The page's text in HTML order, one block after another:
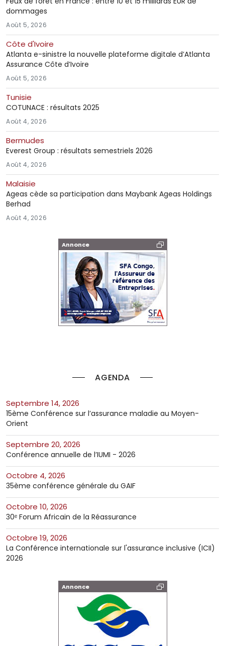
Annonce
AGENDA
septembre 14, 2026
15ème Conférence sur l’assurance maladie au Moyen-
Orient
septembre 20, 2026
Conférence annuelle de l’IUMI - 2026
octobre 4, 2026
35ème conférence générale du GAIF
octobre 10, 2026
30ᵉ Forum Africain de la Réassurance
octobre 19, 2026
La Conférence internationale sur l'assurance inclusive (ICII)
2026
Annonce
dommages
Août 5, 2026
Côte d'Ivoire
Atlanta e-sinistre la nouvelle plateforme digitale d’Atlanta
Assurance Côte d’Ivoire
Août 5, 2026
Tunisie
COTUNACE : résultats 2025
Août 4, 2026
Bermudes
Everest Group : résultats semestriels 2026
Août 4, 2026
Malaisie
Ageas cède sa participation dans Maybank Ageas Holdings
Berhad
Août 4, 2026